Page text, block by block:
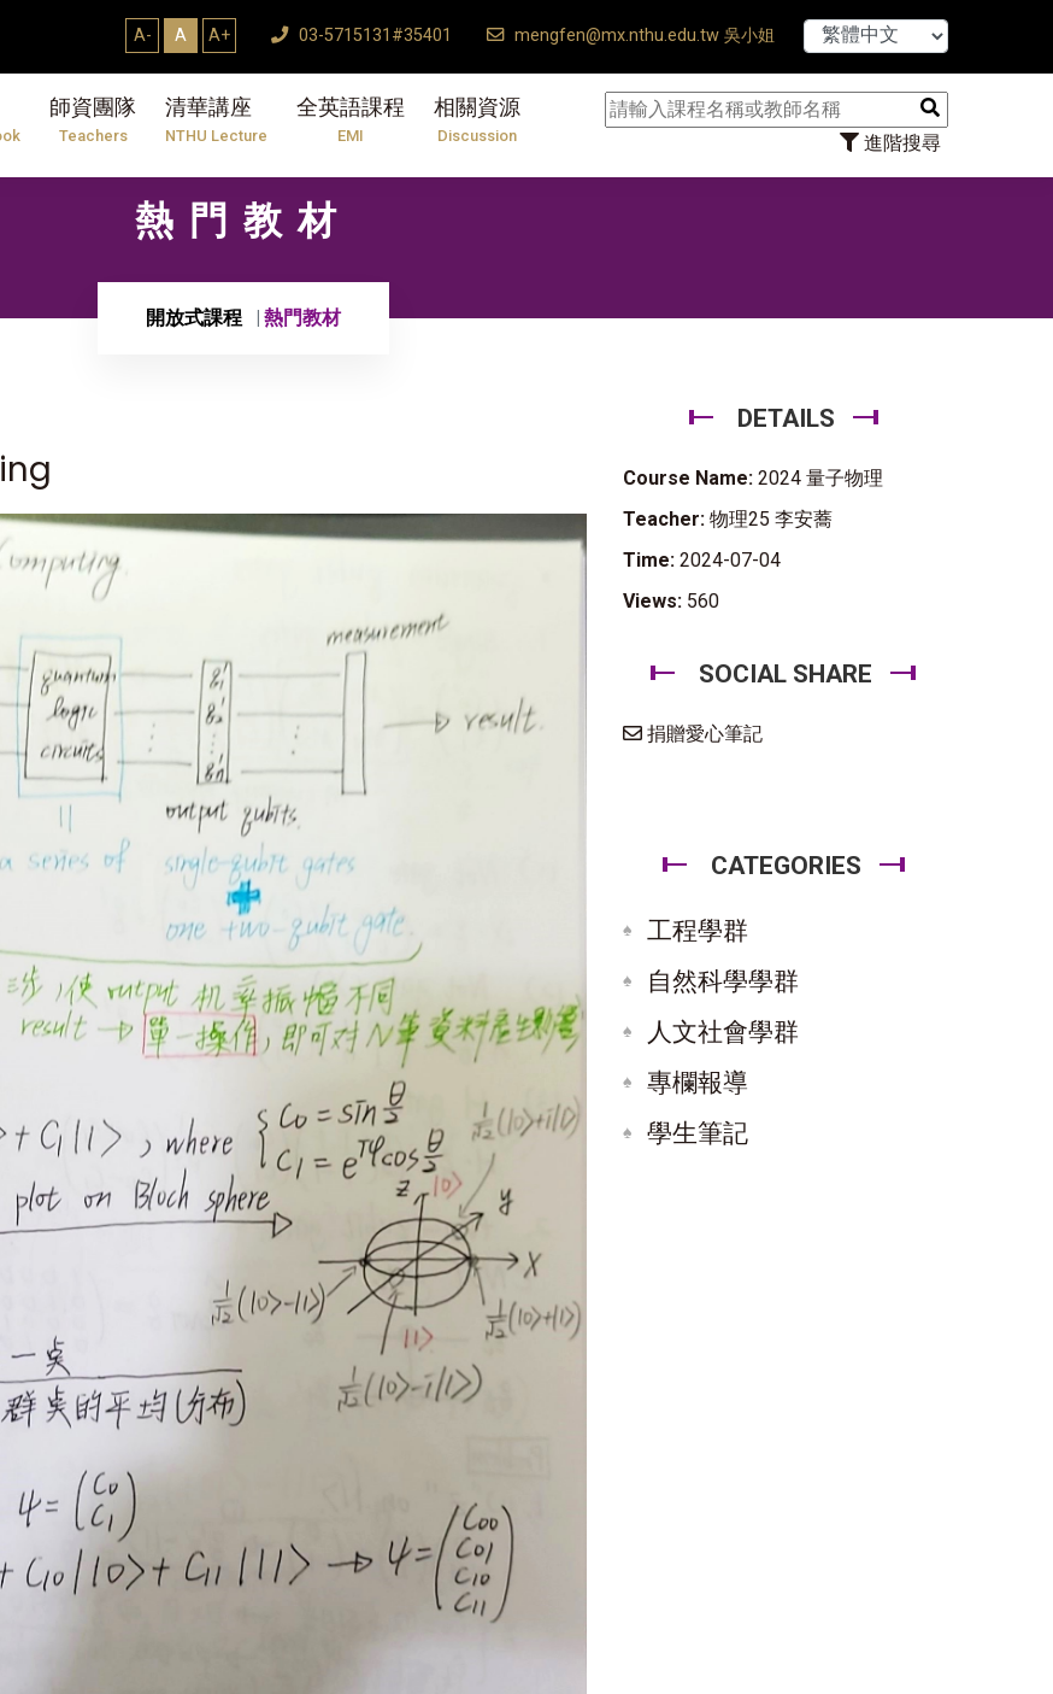
A- A A+ 03-5715131#35401 mengfen@mx.nthu.edu.tw 吳小姐
師資團隊
Teachers
清華講座
NTHU Lecture
全英語課程
EMI
相關資源
Discussion 進階搜尋
【7/31】114
熱門教材
開放式課程 熱門教材
DETAILS
Course Name: 2024 量子物理
Teacher: 物理25 李安蕎
Time: 2024-07-04
Views: 560
SOCIAL SHARE
捐贈愛心筆記
CATEGORIES
工程學群
自然科學學群
人文社會學群
專欄報導
學生筆記